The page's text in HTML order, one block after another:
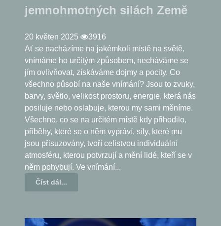
jemnohmotných silách Země
20 květen 2025
3916
Ať se nacházíme na jakémkoli místě na světě,
vnímáme ho určitým způsobem, necháváme se
jím ovlivňovat, získáváme dojmy a pocity. Co
všechno působí na naše vnímání? Jsou to zvuky,
barvy, světlo, velikost prostoru, energie, která nás
posiluje nebo oslabuje, kterou my sami měníme.
Všechno, co se na určitém místě kdy přihodilo,
příběhy, které se o něm vypráví, síly, které mu
jsou přisuzovány, tvoří celistvou individuální
atmosféru, kterou potvrzují a mění lidé, kteří se v
něm pohybují. Ve vnímání...
Číst dál...